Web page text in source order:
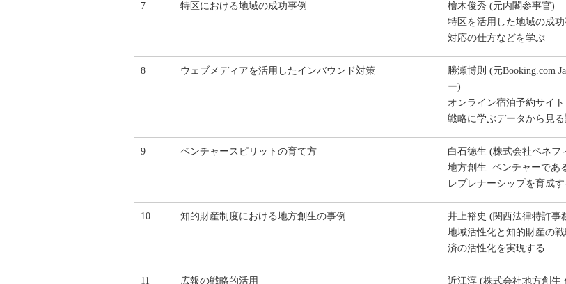
7 特区における地域の成功事例
檜木俊秀 (元内閣参事官)
特区を活用した地域の成
対応の仕方などを学ぶ
8 ウェブメディアを活用したインバウンド対策
勝瀬博則 (元Booking.com
ー)
オンライン宿泊予約サイ
戦略に学ぶデータから見
9 ベンチャースピリットの育て方
白石徳生 (株式会社ベネフ
地方創生=ベンチャーであ
レプレナーシップを育成す
10 知的財産制度における地方創生の事例
井上裕史 (関西法律特許事
地域活性化と知的財産の
済の活性化を実現する
11 広報の戦略的活用 近江淳 (株式会社地方創生